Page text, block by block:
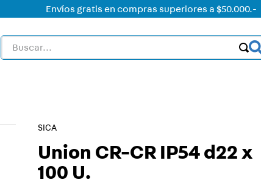
Envíos gratis en compras superiores a $50.000.-
Buscar...
SICA
Union CR-CR IP54 d22 x
100 U.